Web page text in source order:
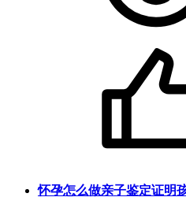
怀孕怎么做亲子鉴定证明